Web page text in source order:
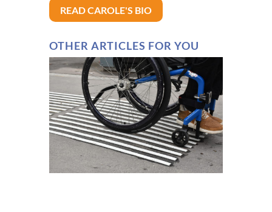
READ CAROLE'S BIO
OTHER ARTICLES FOR YOU